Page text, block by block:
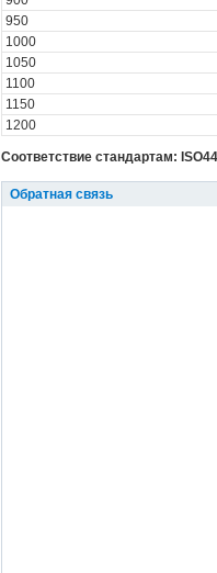
950
1000
1050
1100
1150
1200
Соответствие стандартам:
Обратная связь